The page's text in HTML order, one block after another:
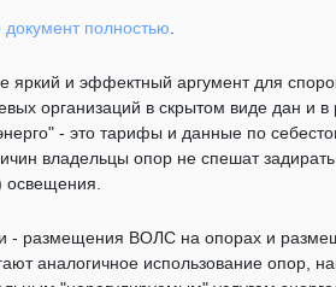
документ полностью
яркий и эффектный аргумент для
организаций в скрытом виде дан и
- это тарифы и данные по
владельцы опор не спешат
освещения.
- размещения ВОЛС на опорах и
аналогичное использование опор,